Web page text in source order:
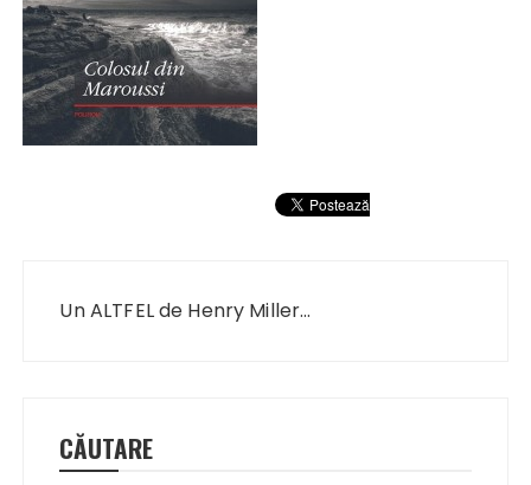
Un ALTFEL de Henry Miller…
CĂUTARE